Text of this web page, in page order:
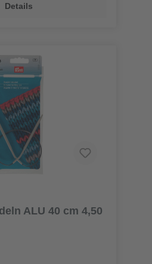
Details
ALU 40 cm 4,50